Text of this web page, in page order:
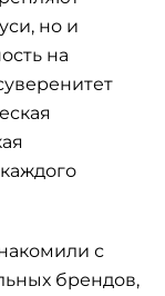
но и
на
с
брендов,